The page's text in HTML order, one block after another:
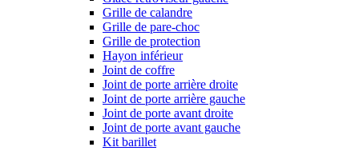
Grille de calandre
Grille de pare-choc
Grille de protection
Hayon inférieur
Joint de coffre
Joint de porte arrière droite
Joint de porte arrière gauche
Joint de porte avant droite
Joint de porte avant gauche
Kit barillet